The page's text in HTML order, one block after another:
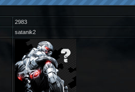
2983
satanik2